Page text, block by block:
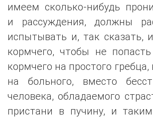
имеем сколько-нибудь
и рассуждения, должны
испытывать и, так сказать,
кормчего, чтобы не
кормчего на простого
на больного, вместо
человека, обладаемого
пристани в пучину, и